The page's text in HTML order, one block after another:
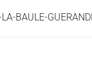
BAULE-